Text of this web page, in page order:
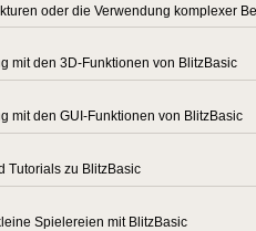
oder die Verwendung komplexer
mit den 3D-Funktionen von BlitzBasic
mit den GUI-Funktionen von BlitzBasic
Tutorials zu BlitzBasic
Spielereien mit BlitzBasic